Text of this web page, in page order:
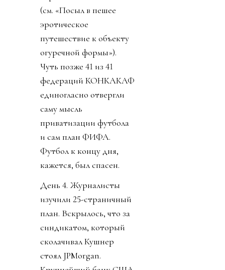
(см. «Посыл в пешее
эротическое
путешествие к объекту
огуречной формы»).
Чуть позже 41 из 41
федераций КОНКАКАФ
единогласно отвергли
саму мысль
приватизации футбола
и сам план ФИФА.
Футбол к концу дня,
кажется, был спасен.
День 4. Журналисты
изучили 25-страничный
план. Вскрылось, что за
синдикатом, который
сколачивал Кушнер
стоял JPMorgan.